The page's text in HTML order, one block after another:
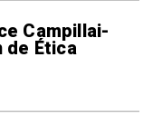
Campillai-
de Ética